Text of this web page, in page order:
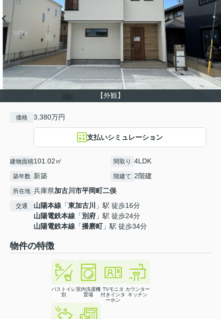
【外観】
価格 3,380万円
支払いシミュレーション
建物面積101.02㎡ 間取り 4LDK
築年数 新築 階建て 2階建
所在地 兵庫県加古川市平岡町二俣
交通 山陽本線 「東加古川
」駅 徒歩16分
山陽電鉄本線 「別府 」駅 徒歩24分
山陽電鉄本線 「播磨町」駅 徒歩34分
物件の特徴
バストイレ
別
室内洗濯機
置場
TVモニタ
付きインタ
ーホン
カウンター
キッチン